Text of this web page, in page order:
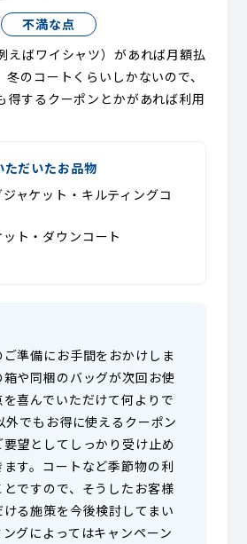
不満な点
えばワイシャツ）があれば月額払
冬のコートくらいしかないので、
得するクーポンとかがあれば利用
ただいたお品物
ャケット・キルティングコ
ト・ダウンコート
準備にお手間をおかけしま
箱や同梱のバッグが次回お使
喜んでいただけて何よりで
外でもお得に使えるクーポン
望としてしっかり受け止め
す。コートなど季節物の利
ですので、そうしたお客様
る施策を今後検討してまい
グによってはキャンペーン